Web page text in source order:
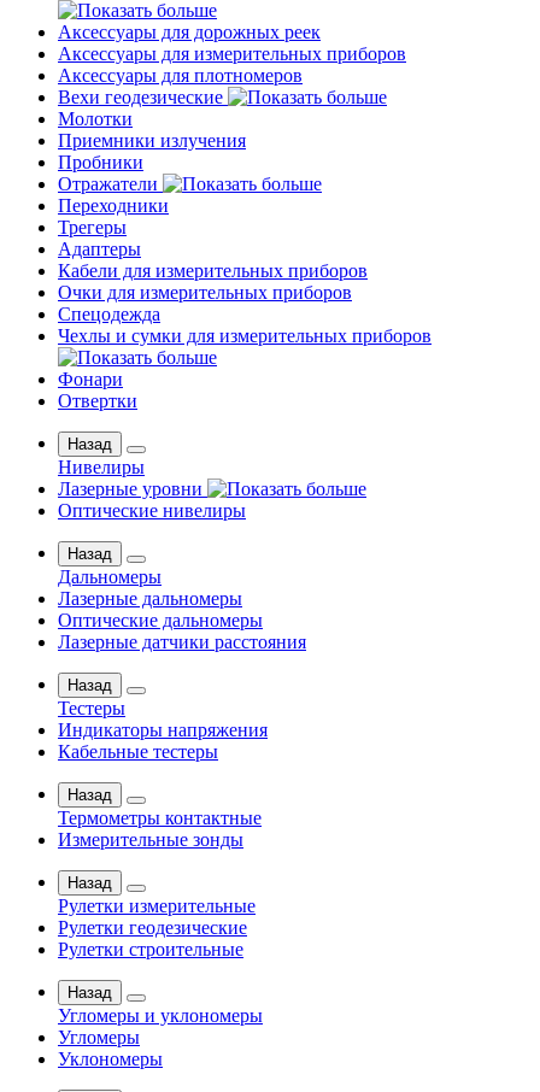
Аксессуары для дорожных реек
Аксессуары для измерительных приборов
Аксессуары для плотномеров
Вехи геодезические
Молотки
Приемники излучения
Пробники
Отражатели
Переходники
Трегеры
Адаптеры
Кабели для измерительных приборов
Очки для измерительных приборов
Спецодежда
Чехлы и сумки для измерительных приборов
Фонари
Отвертки
Назад
Нивелиры
Лазерные уровни
Оптические нивелиры
Назад
Дальномеры
Лазерные дальномеры
Оптические дальномеры
Лазерные датчики расстояния
Назад
Тестеры
Индикаторы напряжения
Кабельные тестеры
Назад
Термометры контактные
Измерительные зонды
Назад
Рулетки измерительные
Рулетки геодезические
Рулетки строительные
Назад
Угломеры и уклономеры
Угломеры
Уклономеры